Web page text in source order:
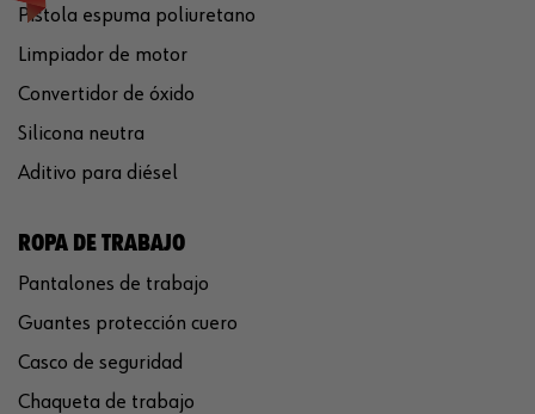
Pistola espuma poliuretano
Limpiador de motor
Convertidor de óxido
Silicona neutra
Aditivo para diésel
ROPA DE TRABAJO
Pantalones de trabajo
Guantes protección cuero
Casco de seguridad
Chaqueta de trabajo